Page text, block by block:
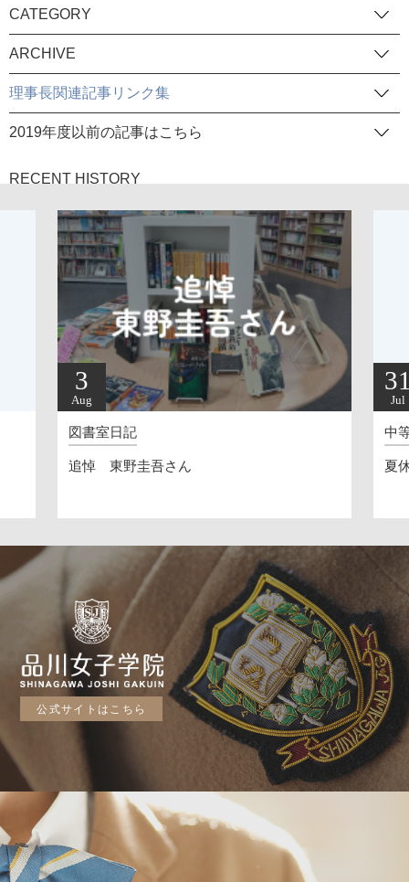
CATEGORY
ARCHIVE
理事長関連記事リンク集
2019年度以前の記事はこちら
RECENT HISTORY
3
Aug
図書室日記
追悼 東野圭吾さん
Jul
中
夏
公式サイトはこちら